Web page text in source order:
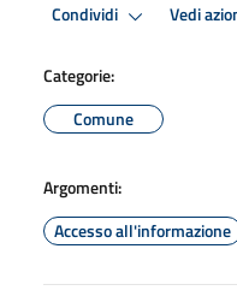
Condividi Vedi
Categorie:
Comune
Argomenti:
Accesso all'informazione